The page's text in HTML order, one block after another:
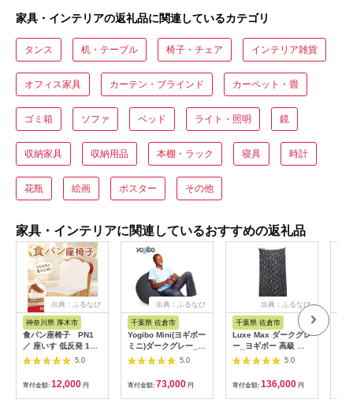
家具・インテリアの返礼品に関連しているカテゴリ
タンス 机・テーブル 椅子・チェア インテリア雑貨
オフィス家具 カーテン・ブラインド カーペット・畳
ゴミ箱 ソファ ベッド ライト・照明 鏡
収納家具 収納用品 本棚・ラック 寝具 時計
花瓶 絵画 ポスター その他
家具・インテリアに関連しているおすすめの返礼品
出典：ふるなび
神奈川県 厚木市
食パン座椅子 PN1
／ 座いす 低反発 1人
用 インテリア イス チ
ェア リラックス 癒や
し かわいい ユニーク
おしゃれ 個性的 もち
もち ふんわり プレゼ
5.0
寄付金額: 12,000 円
出典：ふるなび
千葉県 佐倉市
Yogibo Mini(ヨギボー
ミニ)ダークグレー_ヨ
ギボー ミニ ソファ コ
ンパクト ダークグレ
ー_【配送不可地域：
離島】【1172146】
5.0
寄付金額: 73,000 円
出典：ふるなび
千葉県 佐倉市
Luxe Max ダークグレ
ー_ヨギボー 高級 ソ
ファ ダークグレー
_【配送不可地域：離
島】【1172355】
5.0
寄付金額: 136,000 円